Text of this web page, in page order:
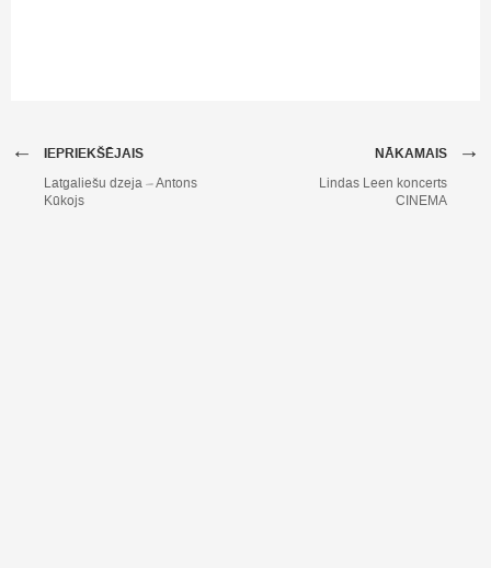
IEPRIEKŠĒJAIS
←
Latgaliešu dzeja – Antons
Kūkojs
NĀKAMAIS →
Lindas Leen koncerts
CINEMA